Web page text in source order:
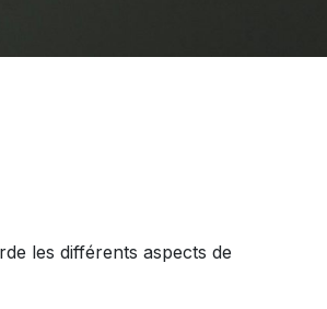
les différents aspects de